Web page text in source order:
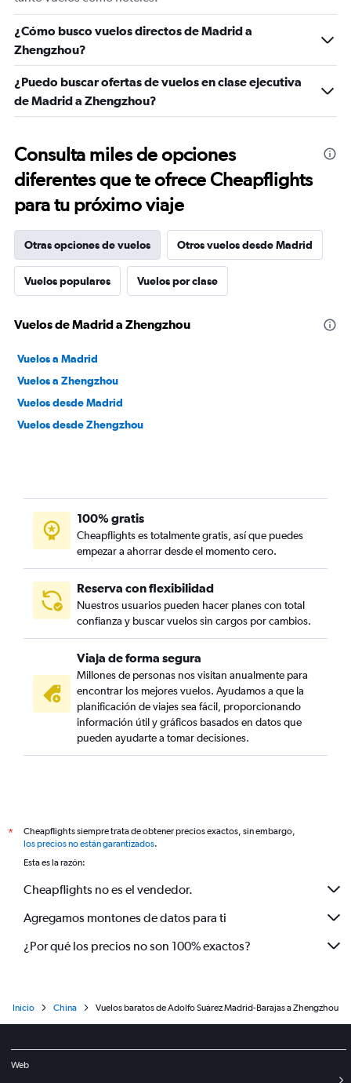
¿Cómo busco vuelos directos de Madrid a
Zhengzhou?
¿Puedo buscar ofertas de vuelos en clase ejecutiva
de Madrid a Zhengzhou?
Consulta miles de opciones
diferentes que te ofrece Cheapflights
para tu próximo viaje
Otras opciones de vuelos Otros vuelos desde Madrid
Vuelos populares Vuelos por clase
Vuelos de Madrid a Zhengzhou
Vuelos a Madrid
Vuelos a Zhengzhou
Vuelos desde Madrid
Vuelos desde Zhengzhou
100% gratis
Cheapflights es totalmente gratis, así que puedes
empezar a ahorrar desde el momento cero.
Reserva con flexibilidad
Nuestros usuarios pueden hacer planes con total
confianza y buscar vuelos sin cargos por cambios.
Viaja de forma segura
Millones de personas nos visitan anualmente para
encontrar los mejores vuelos. Ayudamos a que la
planificación de viajes sea fácil, proporcionando
información útil y gráficos basados en datos que
pueden ayudarte a tomar decisiones.
*
Cheapflights siempre trata de obtener precios exactos, sin embargo,
los precios no están garantizados.
Esta es la razón:
Cheapflights no es el vendedor.
Agregamos montones de datos para ti
¿Por qué los precios no son 100% exactos?
Inicio China Vuelos baratos de Adolfo Suárez Madrid-Barajas a Zhengzhou
Web